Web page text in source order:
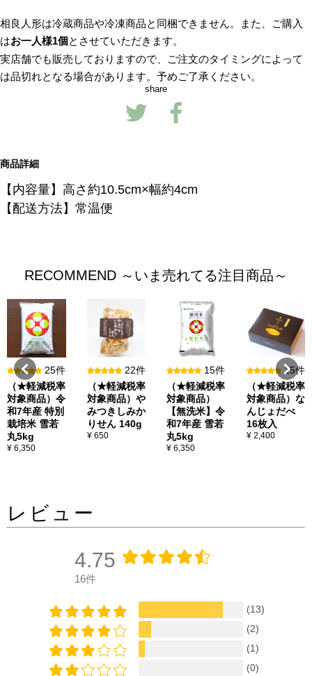
相良人形は冷蔵商品や冷凍商品と同梱できません。また、ご購入
はお一人様1個とさせていただきます。
実店舗でも販売しておりますので、ご注文のタイミングによって
は品切れとなる場合があります。予めご了承ください。
share
商品詳細
【内容量】 高さ約10.5cm×幅約4cm
【配送方法】常温便
RECOMMEND ～いま売れてる注目商品～
25件
（★軽減税率
対象商品）令
和7年産 特別
栽培米 雪若
丸5kg
¥ 6,350
22件
（★軽減税率
対象商品）や
みつきしみか
りせん 140g
¥ 650
15件
（★軽減税率
対象商品）
【無洗米】令
和7年産 雪若
丸5kg
¥ 6,350
15件
（★軽減税率
対象商品）な
んじょだべ
16枚入
¥ 2,400
レビュー
4.75
16件
(13)
(2)
(1)
(0)